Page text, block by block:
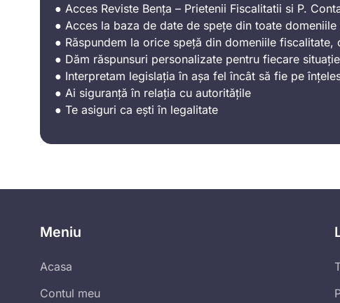
● Acces Reviste Bența – Prietenii Fiscalitatii si P.
● Acces la baza de date de spețe din toate
● Răspundem la orice speță din domeniile fiscalitate,
● Dăm răspunsuri personalizate pentru fiecare
● Interpretam legislația în așa fel încât să fie pe
● Ai siguranță în relația cu autoritățile
● Te asiguri ca ești în legalitate
Meniu
Acasa
Contul meu